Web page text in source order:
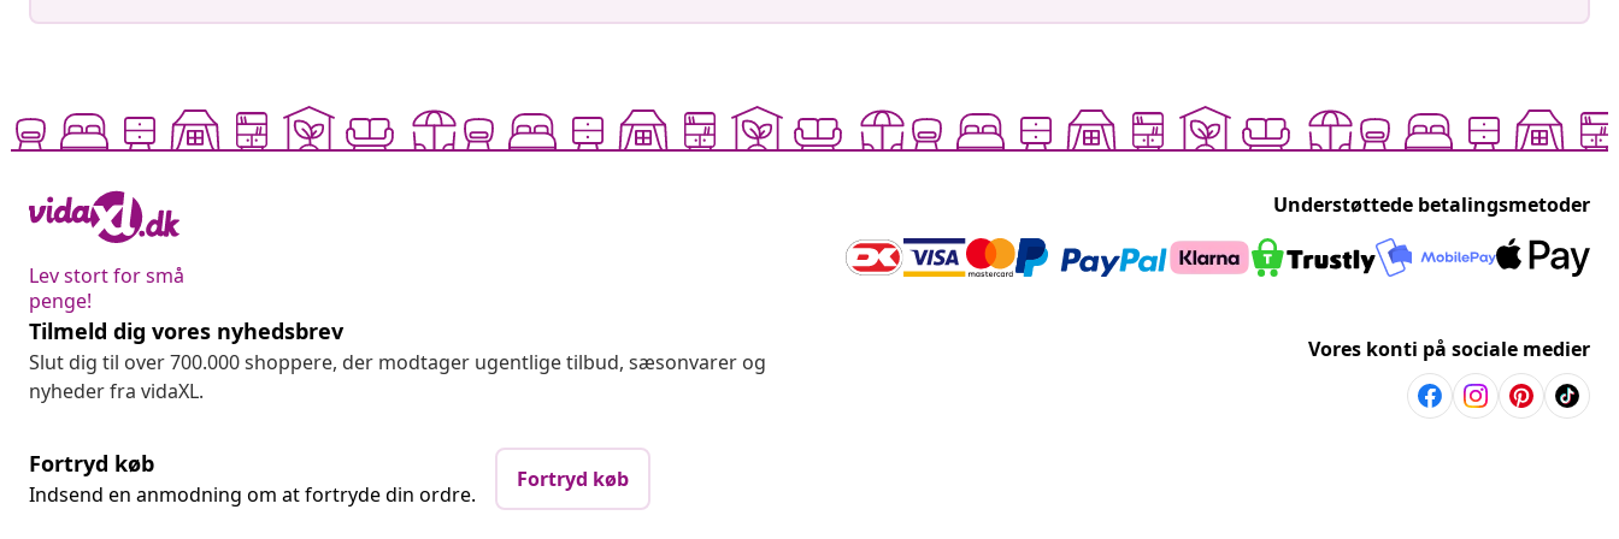
Lev stort for små
penge!
Understøttede betalingsmetoder
Tilmeld dig vores nyhedsbrev
Slut dig til over 700.000 shoppere, der modtager ugentlige tilbud, sæsonvarer og
nyheder fra vidaXL.
Vores konti på sociale medier
Fortryd køb
Indsend en anmodning om at fortryde din ordre.
Fortryd køb